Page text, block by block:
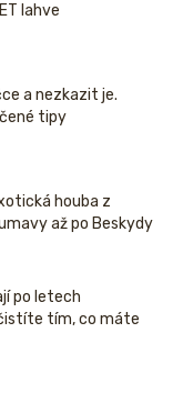
lahve
a nezkazit je.
tipy
houba z
až po Beskydy
po letech
tím, co máte